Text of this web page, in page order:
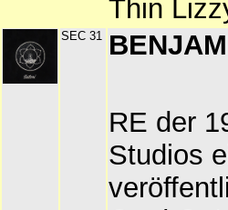
Thin
SEC 31
RE der
Studios